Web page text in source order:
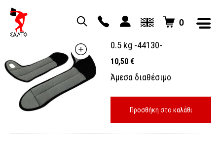
0
0.5 kg -44130-
10,50 €
Άμεσα διαθέσιμο
Προσθήκη στο καλάθι